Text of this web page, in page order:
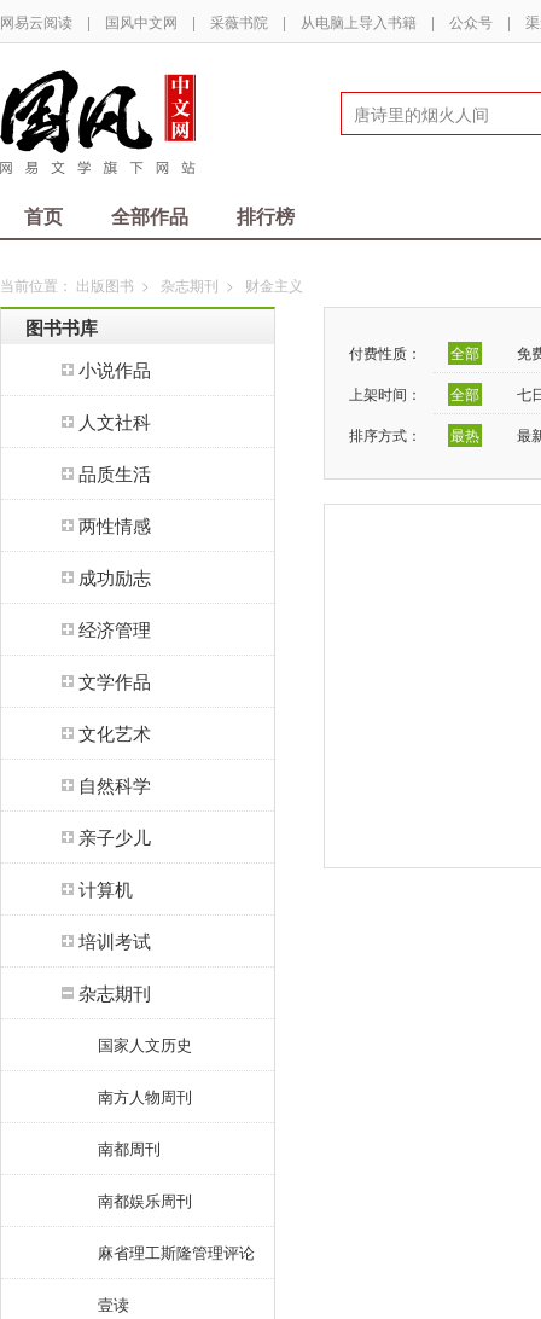
网易云阅读 | 国风中文网 | 采薇书院 | 从电脑上导入书籍 | 公众号 |
首页 全部作品 排行榜
当前位置： 出版图书 > 杂志期刊 > 财金主义
图书书库
小说作品
人文社科
品质生活
两性情感
成功励志
经济管理
文学作品
文化艺术
自然科学
亲子少儿
计算机
培训考试
杂志期刊
国家人文历史
南方人物周刊
南都周刊
南都娱乐周刊
麻省理工斯隆管理评论
壹读
付费性质： 全部
免
上架时间：
全部
七
排序方式：
最热 最